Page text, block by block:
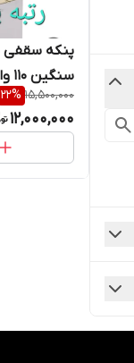
سنگین ۱۱۰ وات
15,500,000
22%
12,000,000